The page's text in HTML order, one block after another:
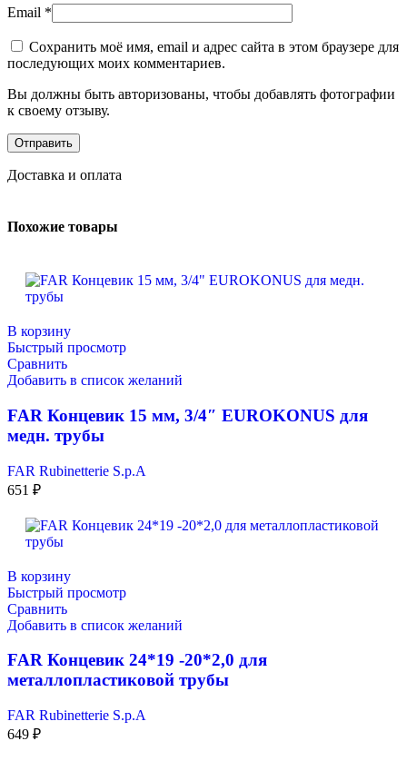
Email *
Сохранить моё имя, email и адрес сайта в этом браузере для
последующих моих комментариев.
Вы должны быть авторизованы, чтобы добавлять фотографии
к своему отзыву.
Доставка и оплата
Похожие товары
В корзину
Быстрый просмотр
Сравнить
Добавить в список желаний
FAR Концевик 15 мм, 3/4″ EUROKONUS для
медн. трубы
FAR Rubinetterie S.p.A
651 ₽
В корзину
Быстрый просмотр
Сравнить
Добавить в список желаний
FAR Концевик 24*19 -20*2,0 для
металлопластиковой трубы
FAR Rubinetterie S.p.A
649 ₽